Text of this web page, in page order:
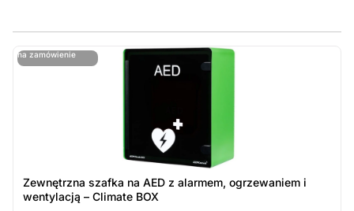
na zamówienie
ostatnie sztuki
Zewnętrzna szafka na AED z alarmem, ogrzewaniem i
wentylacją – Climate BOX